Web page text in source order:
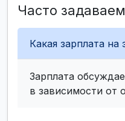
Часто
Какая зарплата
Зарплата
в зависимости от